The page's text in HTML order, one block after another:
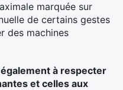
marquée sur
de certains gestes
des machines
à respecter
et celles aux